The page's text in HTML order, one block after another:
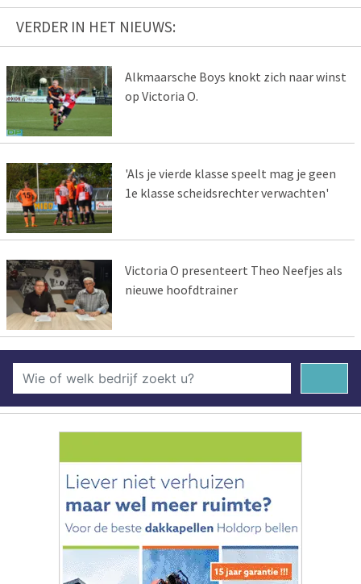
VERDER IN HET NIEUWS:
Alkmaarsche Boys knokt zich naar winst
op Victoria O.
'Als je vierde klasse speelt mag je geen
1e klasse scheidsrechter verwachten'
Victoria O presenteert Theo Neefjes als
nieuwe hoofdtrainer